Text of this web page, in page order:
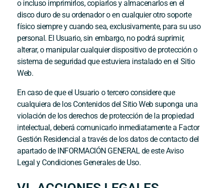
o incluso imprimirlos, copiarlos y almacenarlos en el
disco duro de su ordenador o en cualquier otro soporte
físico siempre y cuando sea, exclusivamente, para su uso
personal. El Usuario, sin embargo, no podrá suprimir,
alterar, o manipular cualquier dispositivo de protección o
sistema de seguridad que estuviera instalado en el Sitio
Web.
En caso de que el Usuario o tercero considere que
cualquiera de los Contenidos del Sitio Web suponga una
violación de los derechos de protección de la propiedad
intelectual, deberá comunicarlo inmediatamente a Factor
Gestión Residencial a través de los datos de contacto del
apartado de INFORMACIÓN GENERAL de este Aviso
Legal y Condiciones Generales de Uso.